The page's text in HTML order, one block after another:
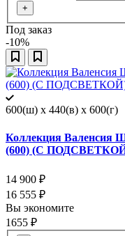
+
Под заказ
-10%
600(ш) x 440(в) x 600(г)
Коллекция Валенсия
(600) (С
14 900 ₽
16 555 ₽
Вы экономите
1655 ₽